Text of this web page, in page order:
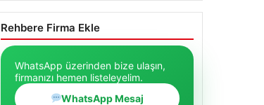
Rehbere Firma Ekle
WhatsApp üzerinden bize ulaşın,
firmanızı hemen listeleyelim.
WhatsApp Mesaj